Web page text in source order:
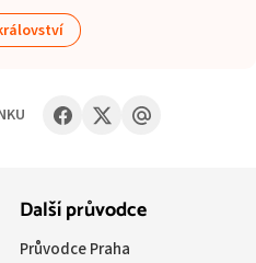
Další průvodce
Průvodce Praha